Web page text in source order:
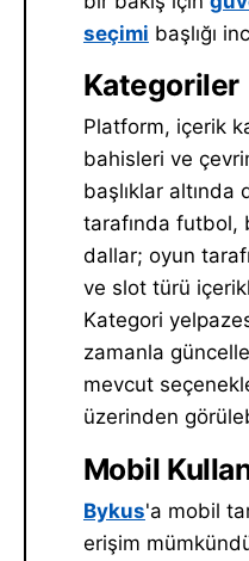
seçimi başlığı
Kategoriler
Platform, içerik
bahisleri ve
başlıklar altında
tarafında futbol,
dallar; oyun
ve slot türü
Kategori
zamanla
mevcut
üzerinden
Mobil
Bykus'a mobil
erişim